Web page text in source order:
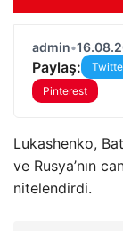
admin•
Paylaş:
Pinterest
Lukashenko,
ve Rusya’nın
nitelendirdi.